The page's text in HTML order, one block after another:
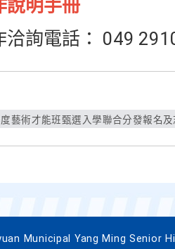
說明手冊
洽詢電話： 049
藝術才能班甄選入學聯合分發報名
Municipal Yang Ming Senior